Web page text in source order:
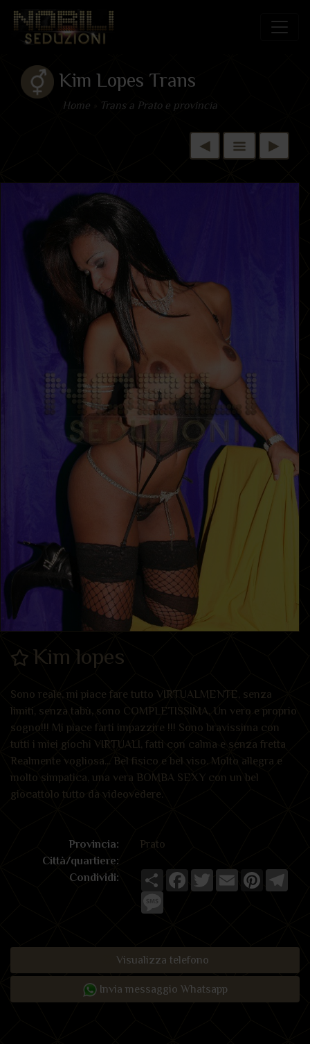
Kim Lopes Trans
Home Trans a Prato e provincia
Kim lopes
Sono reale, mi piace fare tutto VIRTUALMENTE, senza
limiti, senza tabù, sono COMPLETISSIMA, Un vero e proprio
sogno!!! Mi piace farti impazzire !!! Sono bravissima con
tutti i miei giochi VIRTUALI, fatti con calma e senza fretta
Realmente vogliosa... Bel fisico e bel viso. Molto allegra e
molto simpatica, una vera BOMBA SEXY con un bel
giocattolo tutto da videovedere.
Provincia:
Prato
Città/quartiere:
Condividi:
Share Facebook
TwitterEmail Pinterest
Message
Visualizza telefono
Invia messaggio Whatsapp